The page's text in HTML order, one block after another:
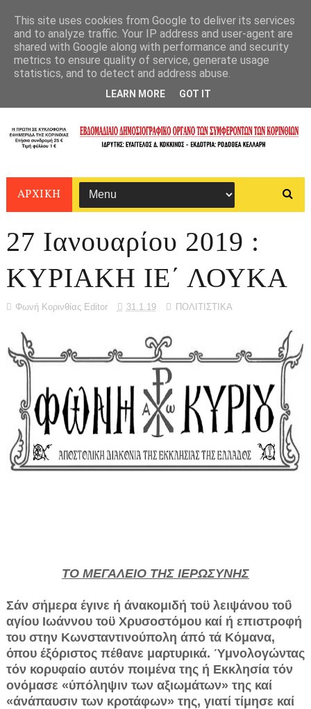
ΑΡΧΙΚΗ
27 Ιανουαρίου 2019 :
ΚΥΡΙΑΚΗ ΙΕ΄ ΛΟΥΚΑ
Φωνή Κορινθίας Editor 31.1.19 ΠΟΛΙΤΙΣΤΙΚΑ
ΤΟ ΜΕΓΑΛΕΙΟ ΤΗΣ ΙΕΡΩΣΥΝΗΣ
Σάν σήμερα έγινε ή άνακομιδή τοϋ λειψάνου τοΰ
αγίου Ιωάννου τοϋ Χρυσοστόμου καί ή επιστροφή
του στην Κωνσταντινούπολη άπό τά Κόμανα,
όπου έξόριστος πέθανε μαρτυρικά. Ύμνολογώντας
τόν κορυφαίο αυτόν ποιμένα της ή Εκκλησία τόν
ονόμασε «ύπόληψιν των αξιωμάτων» της καί
«άνάπαυσιν των κροτάφων» της, γιατί τίμησε καί
This site uses cookies from Google to deliver its services
and to analyze traffic. Your IP address and user-agent are
shared with Google along with performance and security
metrics to ensure quality of service, generate usage
statistics, and to detect and address abuse.
LEARN MORE GOT IT